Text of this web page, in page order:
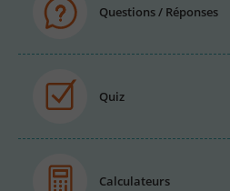
Questions / Réponses
Quiz
Calculateurs